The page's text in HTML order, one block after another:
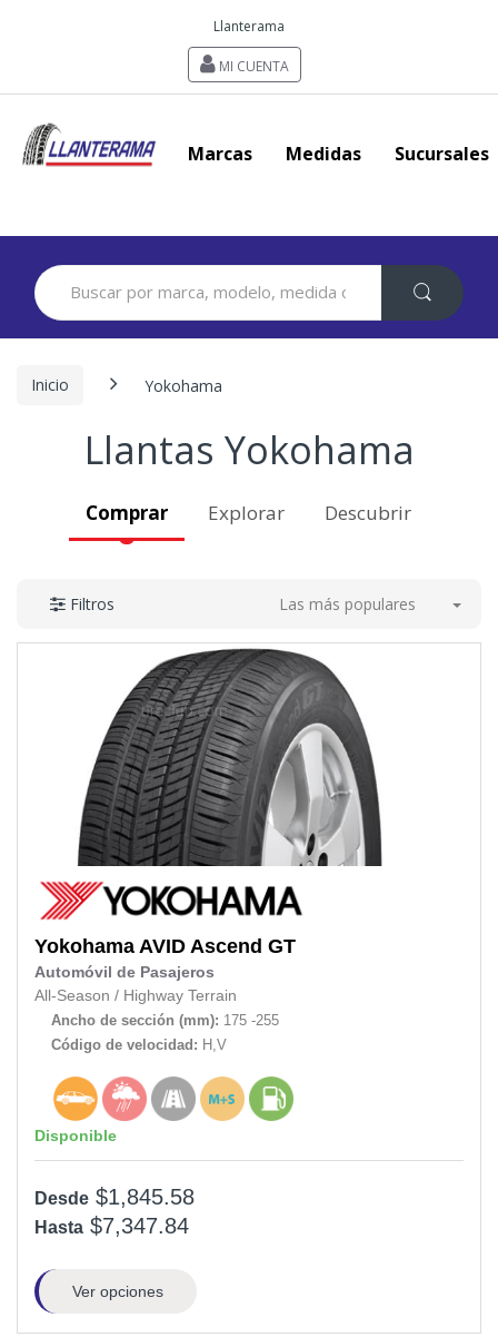
Llanterama
MI CUENTA
Marcas Medidas Sucursales
Search
for:
Inicio Yokohama
Llantas Yokohama
Comprar Explorar Descubrir
Filtros Las más populares
Yokohama AVID Ascend GT
Automóvil de Pasajeros
All-Season / Highway Terrain
Ancho de sección (mm): 175 -255
Código de velocidad: H,V
Disponible
Desde $1,845.58
Hasta $7,347.84
Ver opciones